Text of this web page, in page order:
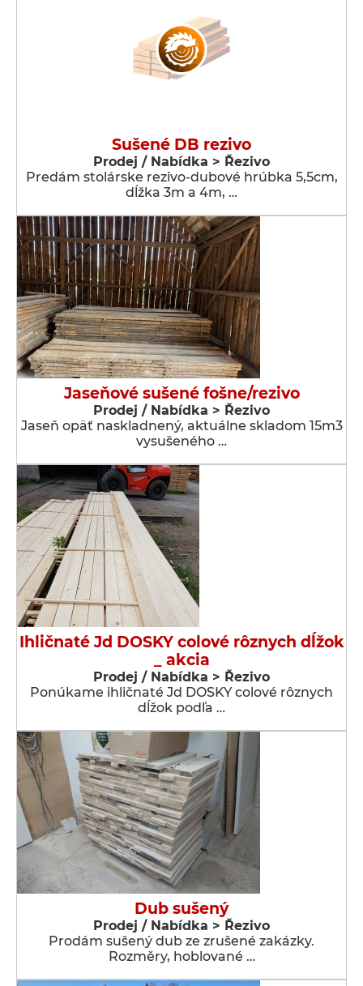
Sušené DB rezivo
Prodej / Nabídka > Řezivo
Predám stolárske rezivo-dubové hrúbka 5,5cm,
dĺžka 3m a 4m, …
Jaseňové sušené fošne/rezivo
Prodej / Nabídka > Řezivo
Jaseň opäť naskladnený, aktuálne skladom 15m3
vysušeného …
Ihličnaté Jd DOSKY colové rôznych dĺžok
_ akcia
Prodej / Nabídka > Řezivo
Ponúkame ihličnaté Jd DOSKY colové rôznych
dĺžok podľa …
Dub sušený
Prodej / Nabídka > Řezivo
Prodám sušený dub ze zrušené zakázky.
Rozměry, hoblované …